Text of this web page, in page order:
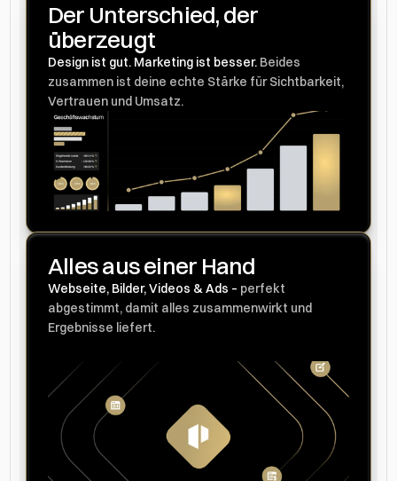
Der Unterschied, der
überzeugt
Design ist gut. Marketing ist besser. Beides
zusammen ist deine echte Stärke für Sichtbarkeit,
Vertrauen und Umsatz.
Alles aus einer Hand
Webseite, Bilder, Videos & Ads – perfekt
abgestimmt, damit alles zusammenwirkt und
Ergebnisse liefert.